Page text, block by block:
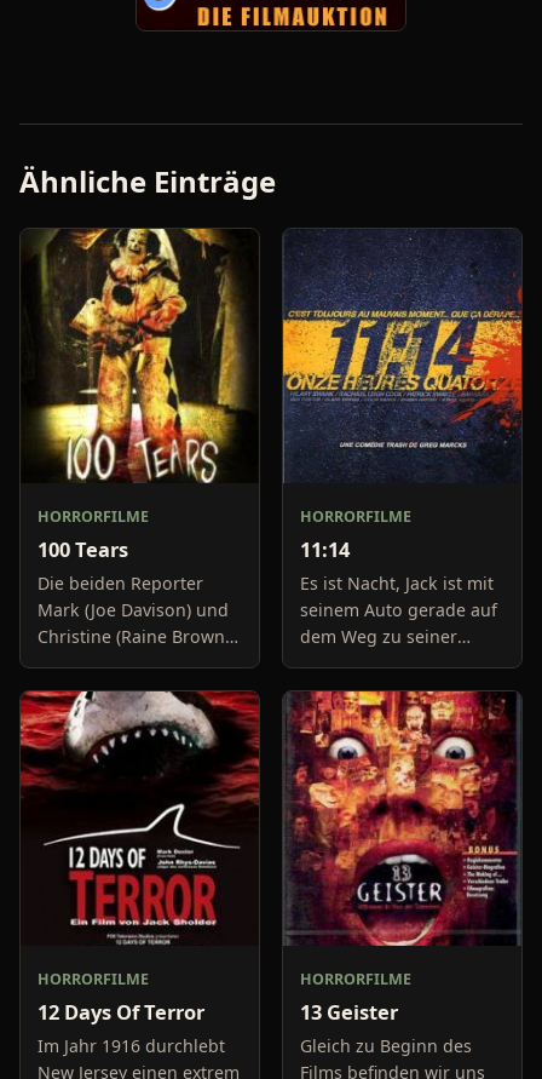
Ähnliche Einträge
HORRORFILME
100 Tears
Die beiden Reporter
Mark (Joe Davison) und
Christine (Raine Brown)
haben keine Lust mehr
auf belanglose
Boulevard-Meldungen
und befassen sich
neuerdings mit Se
HORRORFILME
11:14
Es ist Nacht, Jack ist mit
seinem Auto gerade auf
dem Weg zu seiner
Freundin, um diese
abzuholen. Die Uhr im
Auto springt auf 11:14h,
genau in dem Moment
fäll
HORRORFILME
12 Days Of Terror
Im Jahr 1916 durchlebt
New Jersey einen extrem
HORRORFILME
13 Geister
Gleich zu Beginn des
Films befinden wir uns